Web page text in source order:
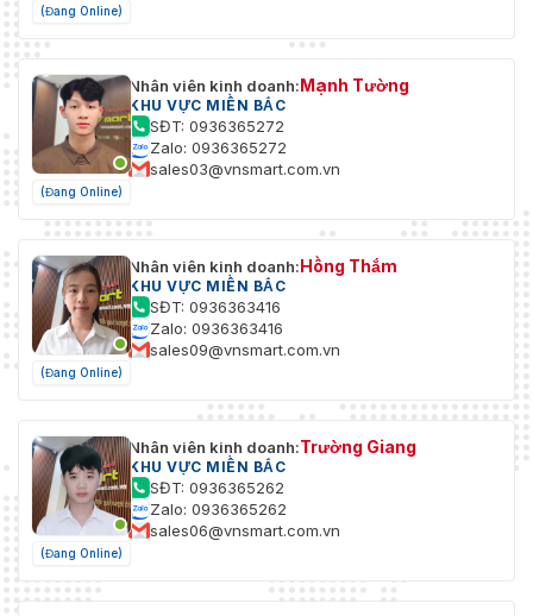
(Đang Online)
(Đang Online)
Nhân viên kinh doanh:Mạnh Tường
KHU VỰC MIỀN BẮC
SĐT: 0936365272
Zalo: 0936365272
sales03@vnsmart.com.vn
(Đang Online)
Nhân viên kinh doanh:Hồng Thắm
KHU VỰC MIỀN BẮC
SĐT: 0936363416
Zalo: 0936363416
sales09@vnsmart.com.vn
(Đang Online)
Nhân viên kinh doanh:Trường Giang
KHU VỰC MIỀN BẮC
SĐT: 0936365262
Zalo: 0936365262
sales06@vnsmart.com.vn